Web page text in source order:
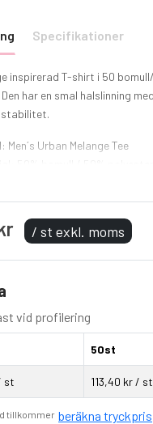
Specifikationer
inspirerad T-shirt i 50
har en smal halslinning
Men´s Urban Melange Tee
g/m²
Tvätt 40 ° C, kan
Regular Fit
textil
sömmar
/ st exkl. moms
vid profilering
50st
st 113,40 kr / st
tillkommer beräkna tryckpris